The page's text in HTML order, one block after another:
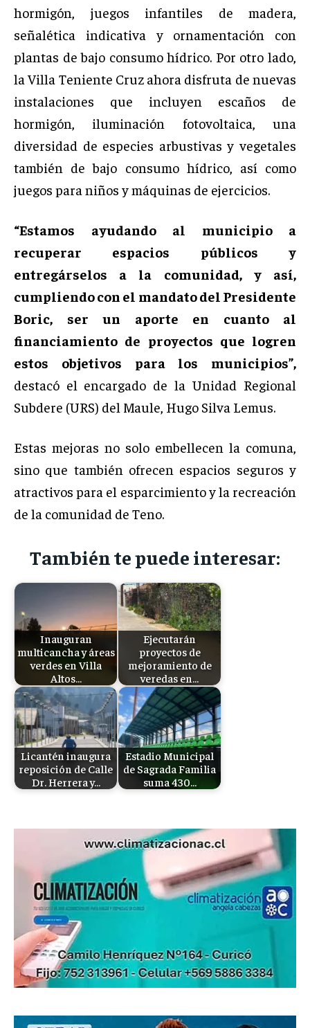
hormigón, juegos infantiles de madera,
señalética indicativa y ornamentación con
plantas de bajo consumo hídrico. Por otro lado,
la Villa Teniente Cruz ahora disfruta de nuevas
instalaciones que incluyen escaños de
hormigón, iluminación fotovoltaica, una
diversidad de especies arbustivas y vegetales
también de bajo consumo hídrico, así como
juegos para niños y máquinas de ejercicios.
“Estamos ayudando al municipio a
recuperar espacios públicos y
entregárselos a la comunidad, y así,
cumpliendo con el mandato del Presidente
Boric, ser un aporte en cuanto al
financiamiento de proyectos que logren
estos objetivos para los municipios”,
destacó el encargado de la Unidad Regional
Subdere (URS) del Maule, Hugo Silva Lemus.
Estas mejoras no solo embellecen la comuna,
sino que también ofrecen espacios seguros y
atractivos para el esparcimiento y la recreación
de la comunidad de Teno.
También te puede interesar:
Inauguran
multicancha y áreas
verdes en Villa
Altos…
Ejecutarán
proyectos de
mejoramiento de
veredas en…
Licantén inaugura
reposición de Calle
Dr. Herrera y…
Estadio Municipal
de Sagrada Familia
suma 430…